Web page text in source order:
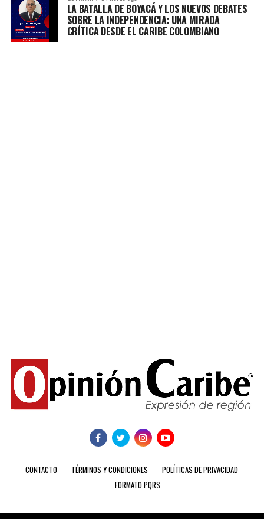
LA BATALLA DE BOYACÁ Y LOS NUEVOS DEBATES
SOBRE LA INDEPENDENCIA: UNA MIRADA
CRÍTICA DESDE EL CARIBE COLOMBIANO
CONTACTO TÉRMINOS Y CONDICIONES
POLÍTICAS DE PRIVACIDAD
FORMATO PQRS